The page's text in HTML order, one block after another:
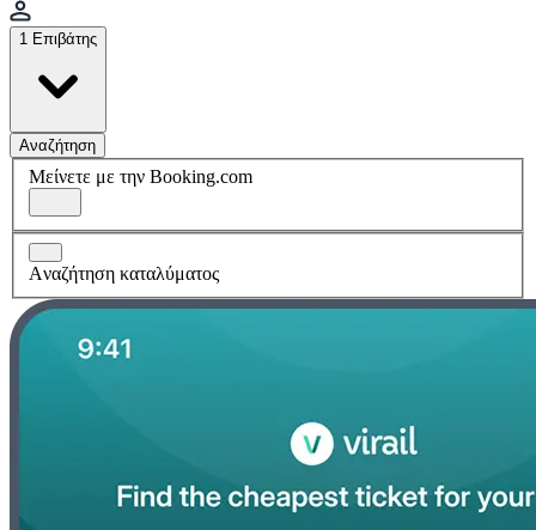
1 Επιβάτης
Αναζήτηση
Μείνετε με την Booking.com
Aναζήτηση καταλύματος